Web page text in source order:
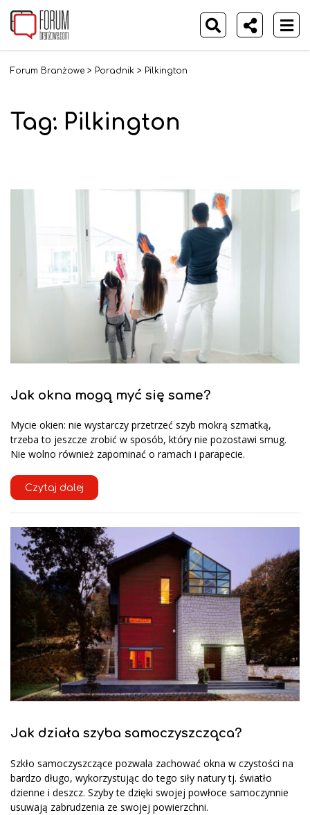
Forum Branżowe > Poradnik > Pilkington
Tag: Pilkington
Jak okna mogą myć się same?
Mycie okien: nie wystarczy przetrzeć szyb mokrą szmatką,
trzeba to jeszcze zrobić w sposób, który nie pozostawi smug.
Nie wolno również zapominać o ramach i parapecie.
Czytaj dalej
Jak działa szyba samoczyszcząca?
Szkło samoczyszczące pozwala zachować okna w czystości na
bardzo długo, wykorzystując do tego siły natury tj. światło
dzienne i deszcz. Szyby te dzięki swojej powłoce samoczynnie
usuwają zabrudzenia ze swojej powierzchni.